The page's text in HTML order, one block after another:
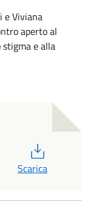
e Viviana
aperto al
stigma e alla
Scarica